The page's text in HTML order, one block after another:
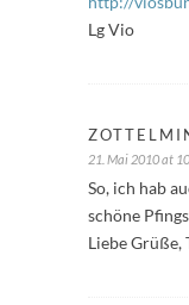
Lg Vio
21. Mai 2010 at
So, ich hab
schöne
Liebe Grüße,